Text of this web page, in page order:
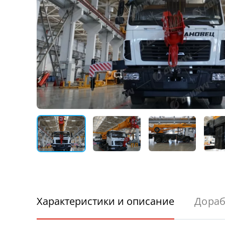
Характеристики и описание